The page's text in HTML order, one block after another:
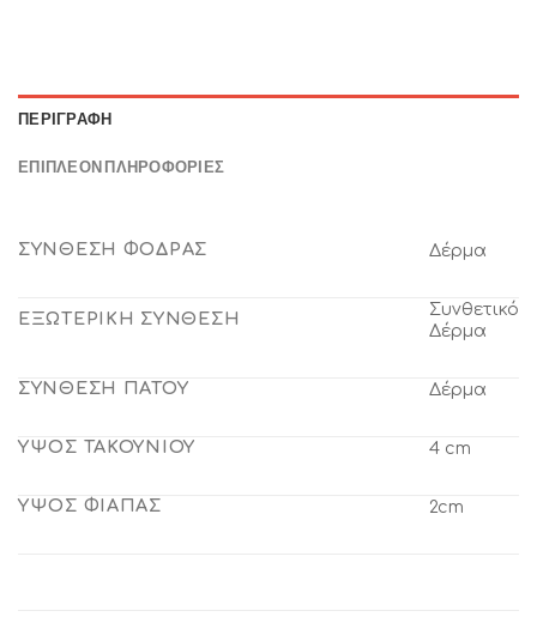
ΠΕΡΙΓΡΑΦΉ
ΕΠΙΠΛΈΟΝ ΠΛΗΡΟΦΟΡΊΕΣ
ΣΥΝΘΕΣΗ ΦΟΔΡΑΣ Δέρμα
ΕΞΩΤΕΡΙΚΗ ΣΥΝΘΕΣΗ
Συνθετικό
Δέρμα
ΣΥΝΘΕΣΗ ΠΑΤΟΥ Δέρμα
ΥΨΟΣ ΤΑΚΟΥΝΙΟΥ 4 cm
ΥΨΟΣ ΦΙΑΠΑΣ 2cm